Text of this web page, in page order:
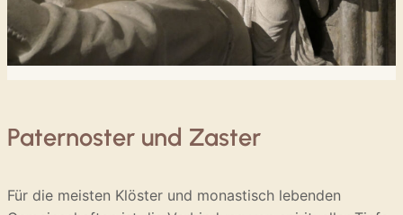
Paternoster und Zaster
Für die meisten Klöster und monastisch lebenden